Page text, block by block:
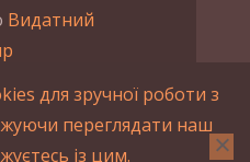
Видатний
Петро Франко
для зручної роботи з
переглядати наш
із цим.